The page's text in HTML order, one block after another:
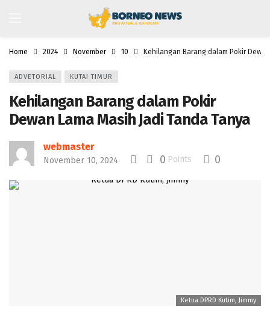
Home 2024 November 10 Kehilangan Barang dalam Pokir
ADVETORIAL KUTAI TIMUR
Kehilangan Barang dalam Pokir
Dewan Lama Masih Jadi Tanda Tanya
webmaster
November 10, 2024 0 Points 0
Ketua DPRD Kutim, Jimmy